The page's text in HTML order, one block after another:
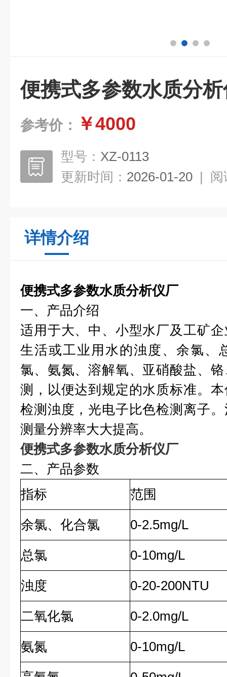
便携式多参数水质分
参考价： ￥4000
型号： XZ-0113
更新时间： 2026-01-20 | 阅
详情介绍
便携式多参数水质分析仪厂
一、产品介绍
适用于大、中、小型水厂及工矿
生活或工业用水的浊度、余氯、
氯、氨氮、溶解氧、亚硝酸盐、
测，以便达到规定的水质标准。
检测浊度，光电子比色检测离子
测量分辨率大大提高。
便携式多参数水质分析仪厂
二、产品参数
指标
范围
余氯、化合氯
0-2.5mg/L
总氯
0-10mg/L
浊度
0-20-200NTU
二氧化氯
0-2.0mg/L
氨氮
0-10mg/L